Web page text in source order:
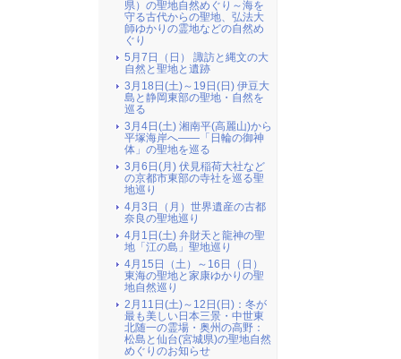
県）の聖地自然めぐり～海を
守る古代からの聖地、弘法大
師ゆかりの霊地などの自然め
ぐり
5月7日（日） 諏訪と縄文の大
自然と聖地と遺跡
3月18日(土)～19日(日) 伊豆大
島と静岡東部の聖地・自然を
巡る
3月4日(土) 湘南平(高麗山)から
平塚海岸へ――「日輪の御神
体」の聖地を巡る
3月6日(月) 伏見稲荷大社など
の京都市東部の寺社を巡る聖
地巡り
4月3日（月）世界遺産の古都
奈良の聖地巡り
4月1日(土) 弁財天と龍神の聖
地「江の島」聖地巡り
4月15日（土）～16日（日）
東海の聖地と家康ゆかりの聖
地自然巡り
2月11日(土)～12日(日)：冬が
最も美しい日本三景・中世東
北随一の霊場・奥州の高野：
松島と仙台(宮城県)の聖地自然
めぐりのお知らせ